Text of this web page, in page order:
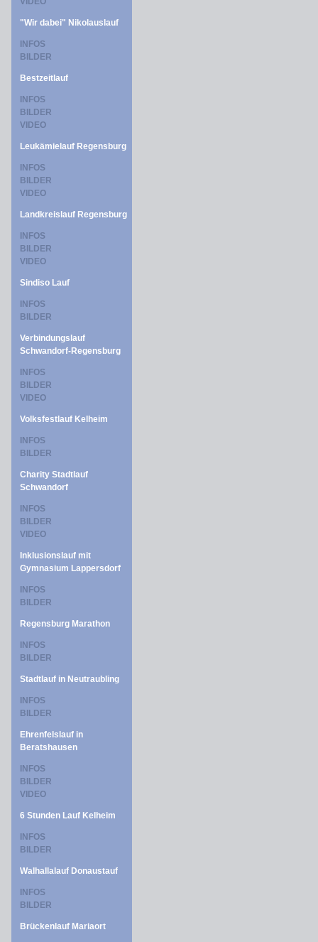
"Wir dabei" Nikolauslauf
INFOS
BILDER
Bestzeitlauf
INFOS
BILDER
VIDEO
Leukämielauf Regensburg
INFOS
BILDER
VIDEO
Landkreislauf Regensburg
INFOS
BILDER
VIDEO
Sindiso Lauf
INFOS
BILDER
Verbindungslauf
Schwandorf-Regensburg
INFOS
BILDER
VIDEO
Volksfestlauf Kelheim
INFOS
BILDER
Charity Stadtlauf
Schwandorf
INFOS
BILDER
VIDEO
Inklusionslauf mit
Gymnasium Lappersdorf
INFOS
BILDER
Regensburg Marathon
INFOS
BILDER
Stadtlauf in Neutraubling
INFOS
BILDER
Ehrenfelslauf in
Beratshausen
INFOS
BILDER
VIDEO
6 Stunden Lauf Kelheim
INFOS
BILDER
Walhallalauf Donaustauf
INFOS
BILDER
Brückenlauf Mariaort